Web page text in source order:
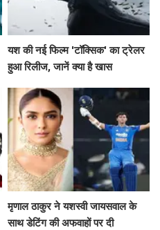
यश की नई फिल्म 'टॉक्सिक' का ट्रेलर
हुआ रिलीज, जानें क्या है खास
मृणाल ठाकुर ने यशस्वी जायसवाल के
साथ डेटिंग की अफवाहों पर दी